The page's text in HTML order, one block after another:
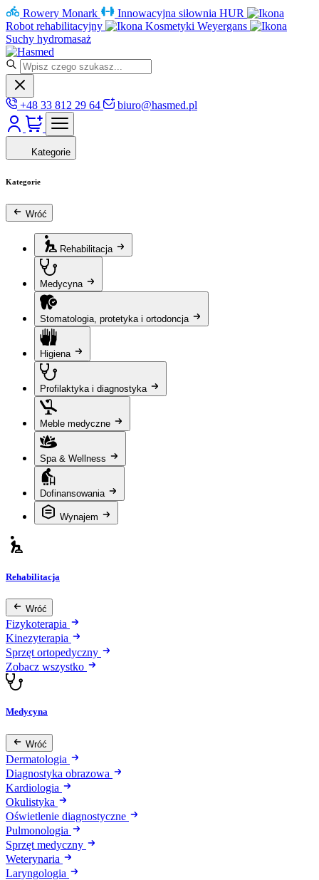
Rowery Monark
Innowacyjna siłownia HUR
Robot rehabilitacyjny
Kosmetyki Weyergans
Suchy hydromasaż
+48 33 812 29 64 biuro@hasmed.pl
Kategorie
Kategorie
Wróć
Rehabilitacja
Medycyna
Stomatologia, protetyka i ortodoncja
Higiena
Profilaktyka i diagnostyka
Meble medyczne
Spa & Wellness
Dofinansowania
Wynajem
Rehabilitacja
Wróć
Fizykoterapia
Kinezyterapia
Sprzęt ortopedyczny
Zobacz wszystko
Medycyna
Wróć
Dermatologia
Diagnostyka obrazowa
Kardiologia
Okulistyka
Oświetlenie diagnostyczne
Pulmonologia
Sprzęt medyczny
Weterynaria
Laryngologia